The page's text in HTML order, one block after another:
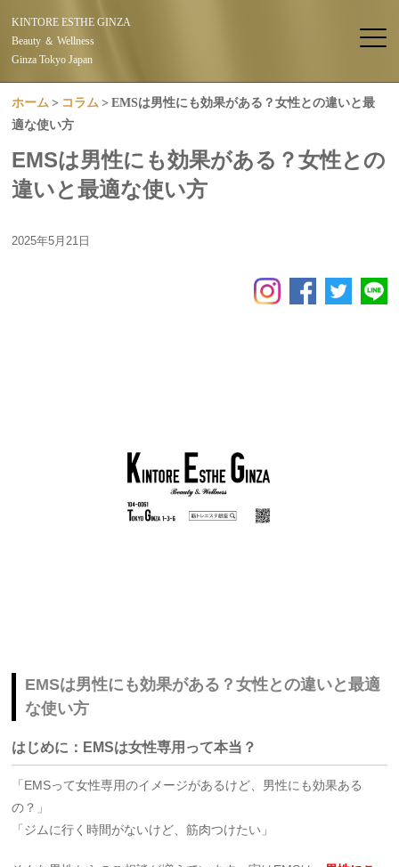
KINTORE ESTHE GINZA
Beauty ＆ Wellness
Ginza Tokyo Japan
ホーム コラム
EMSは男性にも効果がある？女性との違いと最
適な使い方
EMSは男性にも効果がある？女性との
違いと最適な使い方
2025年5月21日
EMSは男性にも効果がある？女性との違いと最適
な使い方
はじめに：EMSは女性専用って本当？
「EMSって女性専用のイメージがあるけど、男性にも効果ある
の？」
「ジムに行く時間がないけど、筋肉つけたい」